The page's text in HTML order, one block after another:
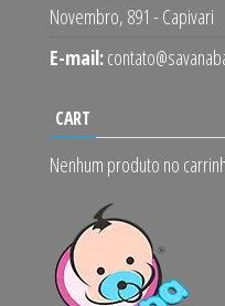
Novembro, 891 - Capivari
E-mail:
CART
Nenhum produto no